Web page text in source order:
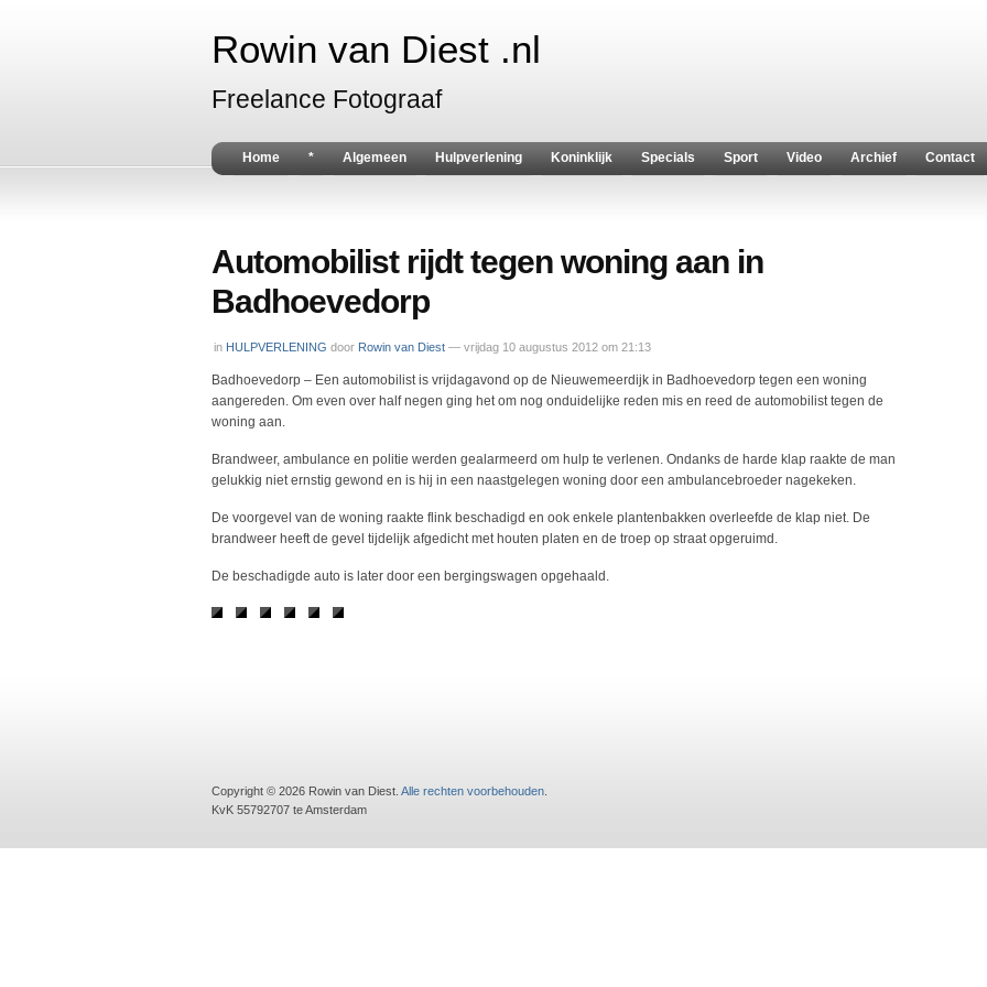
Rowin van Diest .nl
Freelance Fotograaf
Home * Algemeen Hulpverlening Koninklijk Specials Sport Video Archief Contact
Automobilist rijdt tegen woning aan in
Badhoevedorp
in HULPVERLENING door Rowin van Diest — vrijdag 10 augustus 2012 om 21:13
Badhoevedorp – Een automobilist is vrijdagavond op de Nieuwemeerdijk in Badhoevedorp tegen een woning
aangereden. Om even over half negen ging het om nog onduidelijke reden mis en reed de automobilist tegen de
woning aan.
Brandweer, ambulance en politie werden gealarmeerd om hulp te verlenen. Ondanks de harde klap raakte de man
gelukkig niet ernstig gewond en is hij in een naastgelegen woning door een ambulancebroeder nagekeken.
De voorgevel van de woning raakte flink beschadigd en ook enkele plantenbakken overleefde de klap niet. De
brandweer heeft de gevel tijdelijk afgedicht met houten platen en de troep op straat opgeruimd.
De beschadigde auto is later door een bergingswagen opgehaald.
Copyright © 2026 Rowin van Diest. Alle rechten voorbehouden
KvK 55792707 te Amsterdam